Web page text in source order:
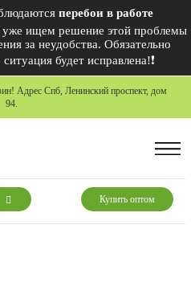
перебои в работе
ищем решение этой проблемы
за неудобства. Обязательно
будет исправлена!❗
Адрес Спб, Ленинский проспект, дом
94.
Купить оптом